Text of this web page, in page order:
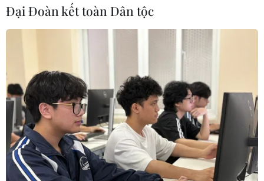
Vịnh Hạ Long - tác phẩm tạo hình
kỳ diệu của thiên nhiên
03/07/2015 08:35
Đại Đoàn kết toàn Dân tộc